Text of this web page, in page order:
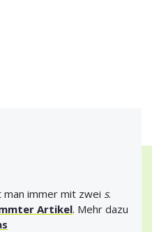
immer mit zwei s.
Artikel. Mehr dazu